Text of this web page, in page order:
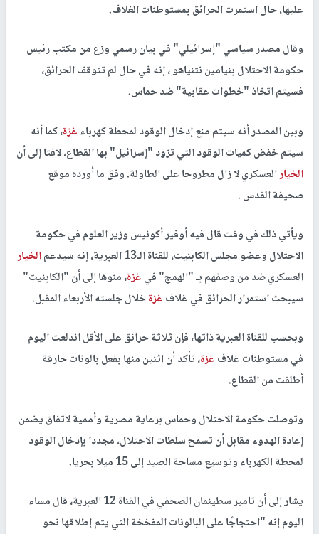
عليها، حال استمرت الحرائق بمستوطنات الغلاف.
وقال مصدر سياسي "إسرائيلي" في بيان رسمي وزع من مكتب رئيس
حكومة الاحتلال بنيامين نتنياهو ، إنه في حال لم تتوقف الحرائق،
فسيتم اتخاذ "خطوات عقابية" ضد حماس.
وبين المصدر أنه سيتم منع إدخال الوقود لمحطة كهرباءغزة، كما أنه
سيتم خفض كميات الوقود التي تزود "إسرائيل" بها القطاع، لافتا إلى أن
الخيارالعسكري لا زال مطروحا على الطاولة. وفق ما أورده موقع
صحيفة القدس .
ويأتي ذلك في وقت قال فيه أوفير أكونيس وزير العلوم في حكومة
الاحتلال وعضو مجلس الكابنيت، للقناة الـ13 العبرية، إنه سيدعم
الخيار
العسكري ضد من وصفهم بـ "الهمج" فيغزة، منوها إلى أن "الكابنيت"
سيبحث استمرار الحرائق في غلافغزةخلال جلسته الأربعاء المقبل.
وبحسب للقناة العبرية ذاتها، فإن ثلاثة حرائق على الأقل اندلعت اليوم
في مستوطنات غلافغزة، تأكد أن اثنين منها بفعل بالونات حارقة
أطلقت من القطاع.
وتوصلت حكومة الاحتلال وحماس برعاية مصرية وأممية لاتفاق يضمن
إعادة الهدوء مقابل أن تسمح سلطات الاحتلال، مجددا بإدخال الوقود
لمحطة الكهرباء وتوسيع مساحة الصيد إلى 15 ميلا بحريا.
يشار إلى أن تامير سطينمان الصحفي في القناة 12 العبرية، قال مساء
اليوم إنه "احتجاجًا على البالونات المفخخة التي يتم إطلاقها نحو